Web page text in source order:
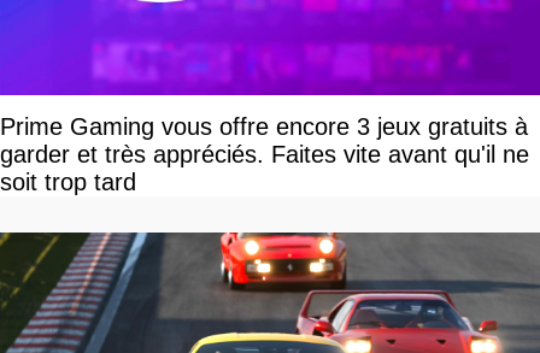
Prime Gaming vous offre encore 3 jeux gratuits à
garder et très appréciés. Faites vite avant qu'il ne
soit trop tard